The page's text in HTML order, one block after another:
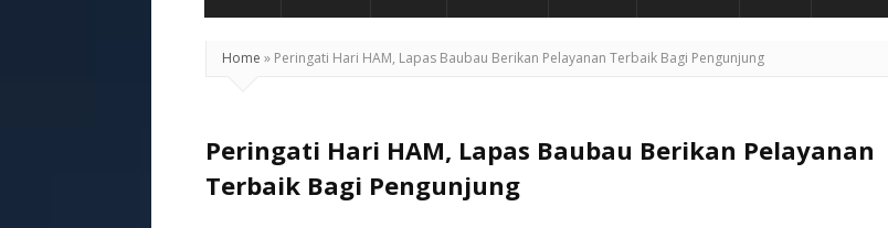
Home » Peringati Hari HAM, Lapas Baubau Berikan Pelayanan Terbaik Bagi Pengunjung
Peringati Hari HAM, Lapas Baubau Berikan Pelayanan
Terbaik Bagi Pengunjung